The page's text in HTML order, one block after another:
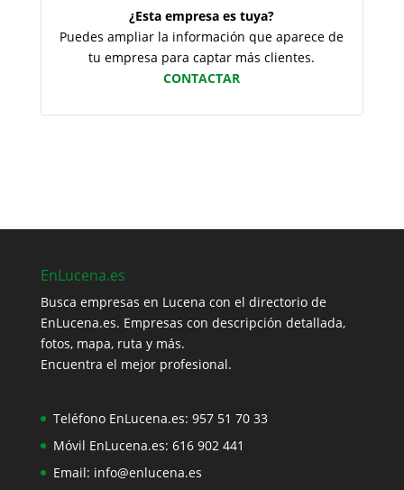
¿Esta empresa es tuya?
Puedes ampliar la información que aparece de
tu empresa para captar más clientes.
CONTACTAR
EnLucena.es
Busca empresas en Lucena con el directorio de
EnLucena.es. Empresas con descripción detallada,
fotos, mapa, ruta y más.
Encuentra el mejor profesional.
Teléfono EnLucena.es: 957 51 70 33
Móvil EnLucena.es: 616 902 441
Email: info@enlucena.es